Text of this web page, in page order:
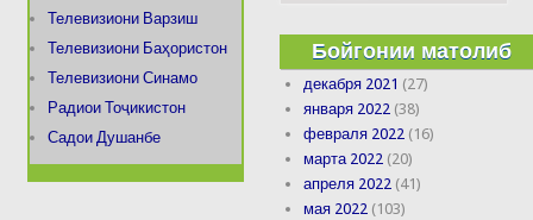
Телевизиони Варзиш
Телевизиони Баҳористон
Телевизиони Синамо
Радиои Тоҷикистон
Садои Душанбе
Бойгонии матолиб
декабря 2021 (27)
января 2022 (38)
февраля 2022 (16)
марта 2022 (20)
апреля 2022 (41)
мая 2022 (103)